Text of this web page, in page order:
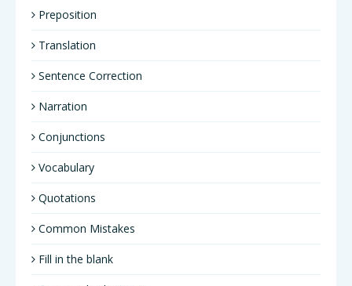
Preposition
Translation
Sentence Correction
Narration
Conjunctions
Vocabulary
Quotations
Common Mistakes
Fill in the blank